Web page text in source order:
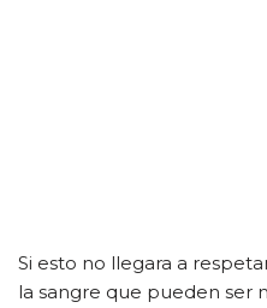
Si esto no llegara a
la sangre que pueden ser